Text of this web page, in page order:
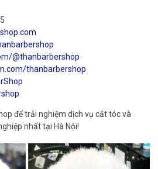
@thanbarbershop
thanbarbershop
để trải nghiệm dịch vụ cắt tóc và
nhất tại Hà Nội!